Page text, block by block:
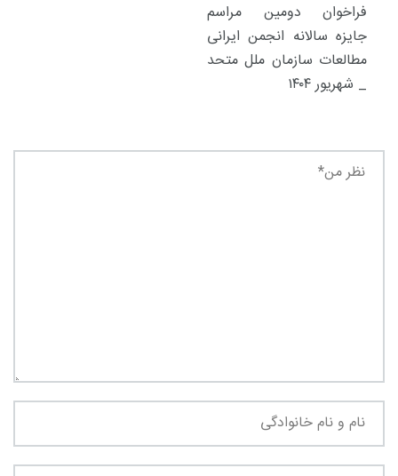
فراخوان دومین مراسم
جایزه سالانه انجمن ایرانی
مطالعات سازمان ملل متحد
_ شهریور ۱۴۰۴